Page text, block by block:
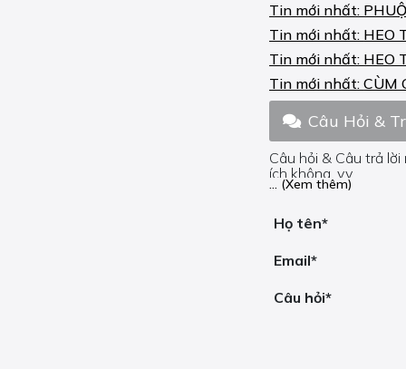
Tin mới nhất:
Tin mới nhất: HEO
Tin mới nhất: HEO
Tin mới nhất:CÙM
Câu Hỏi &
Câu hỏi & Câu trả
ích không, v.v.
Nếu bạn cần trợ
... (Xem thêm)
Họ tên*
Email*
Câu hỏi*